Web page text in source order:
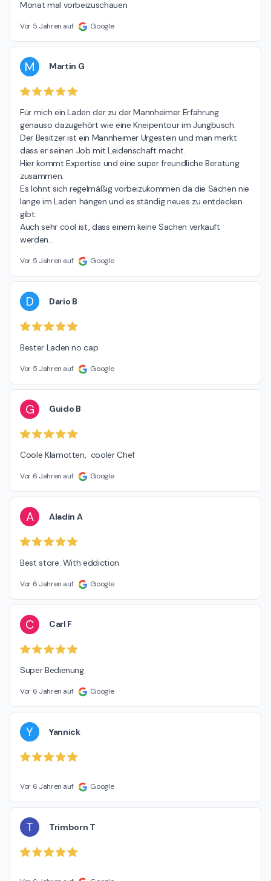
Monat mal vorbeizuschauen
Vor 5 Jahren auf Google
M Martin G
Für mich ein Laden der zu der Mannheimer Erfahrung
genauso dazugehört wie eine Kneipentour im Jungbusch.
Der Besitzer ist ein Mannheimer Urgestein und man merkt
dass er seinen Job mit Leidenschaft macht.
Hier kommt Expertise und eine super freundliche Beratung
zusammen.
Es lohnt sich regelmäßig vorbeizukommen da die Sachen nie
lange im Laden hängen und es ständig neues zu entdecken
gibt.
Auch sehr cool ist, dass einem keine Sachen verkauft
werden…
Vor 5 Jahren auf Google
D Dario B
Bester Laden no cap
Vor 5 Jahren auf Google
G Guido B
Coole Klamotten,  cooler Chef
Vor 6 Jahren auf Google
A Aladin A
Best store. With eddiction
Vor 6 Jahren auf Google
C Carl F
Super Bedienung
Vor 6 Jahren auf Google
Y Yannick
Vor 6 Jahren auf Google
T Trimborn T